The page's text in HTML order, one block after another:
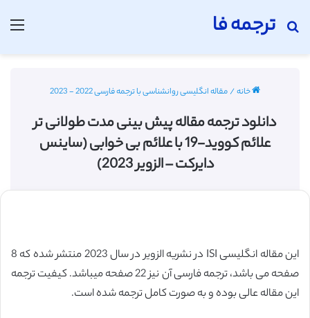
ترجمه فا
جستجو برای
خانه/مقاله انگلیسی روانشناسی با ترجمه فارسی 2022 - 2023
دانلود ترجمه مقاله پیش بینی مدت طولانی تر
علائم کووید-19 با علائم بی خوابی (ساینس
دایرکت – الزویر 2023)
این مقاله انگلیسی ISI در نشریه الزویر در سال 2023 منتشر شده که 8
صفحه می باشد، ترجمه فارسی آن نیز 22 صفحه میباشد. کیفیت ترجمه
این مقاله عالی بوده و به صورت کامل ترجمه شده است.